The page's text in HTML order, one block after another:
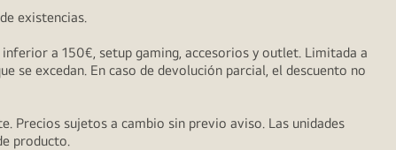
existencias.
a 150€, setup gaming, accesorios y outlet. Limitada a
se excedan. En caso de devolución parcial, el descuento no
Precios sujetos a cambio sin previo aviso. Las unidades
producto.